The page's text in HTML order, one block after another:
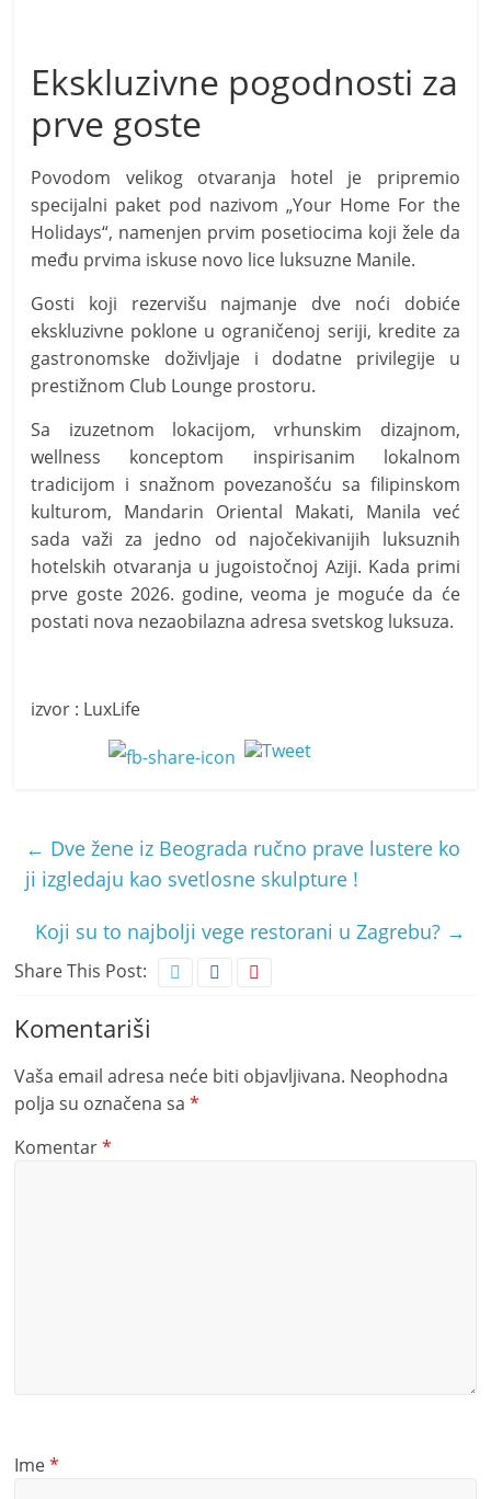
Ekskluzivne pogodnosti za
prve goste
Povodom velikog otvaranja hotel je pripremio
specijalni paket pod nazivom „Your Home For the
Holidays“, namenjen prvim posetiocima koji žele da
među prvima iskuse novo lice luksuzne Manile.
Gosti koji rezervišu najmanje dve noći dobiće
ekskluzivne poklone u ograničenoj seriji, kredite za
gastronomske doživljaje i dodatne privilegije u
prestižnom Club Lounge prostoru.
Sa izuzetnom lokacijom, vrhunskim dizajnom,
wellness konceptom inspirisanim lokalnom
tradicijom i snažnom povezanošću sa filipinskom
kulturom, Mandarin Oriental Makati, Manila već
sada važi za jedno od najočekivanijih luksuznih
hotelskih otvaranja u jugoistočnoj Aziji. Kada primi
prve goste 2026. godine, veoma je moguće da će
postati nova nezaobilazna adresa svetskog luksuza.
izvor : LuxLife
← Dve žene iz Beograda ručno prave lustere ko
ji izgledaju kao svetlosne skulpture !
Koji su to najbolji vege restorani u Zagrebu? →
Share This Post:
Komentariši
Vaša email adresa neće biti objavljivana. Neophodna
polja su označena sa*
Komentar*
Ime*